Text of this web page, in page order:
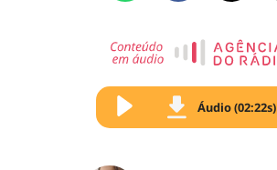
Áudio (02:22s)